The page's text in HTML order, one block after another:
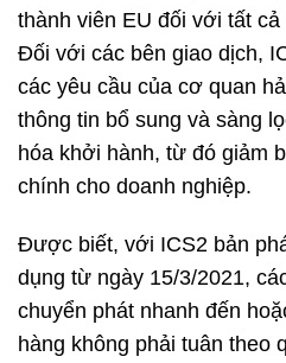
thành viên EU đối với tất
Đối với các bên giao dịch,
các yêu cầu của cơ quan
thông tin bổ sung và sàng
hóa khởi hành, từ đó giảm
chính cho doanh nghiệp.
Được biết, với ICS2 bản
dụng từ ngày 15/3/2021,
chuyển phát nhanh đến
hàng không phải tuân theo